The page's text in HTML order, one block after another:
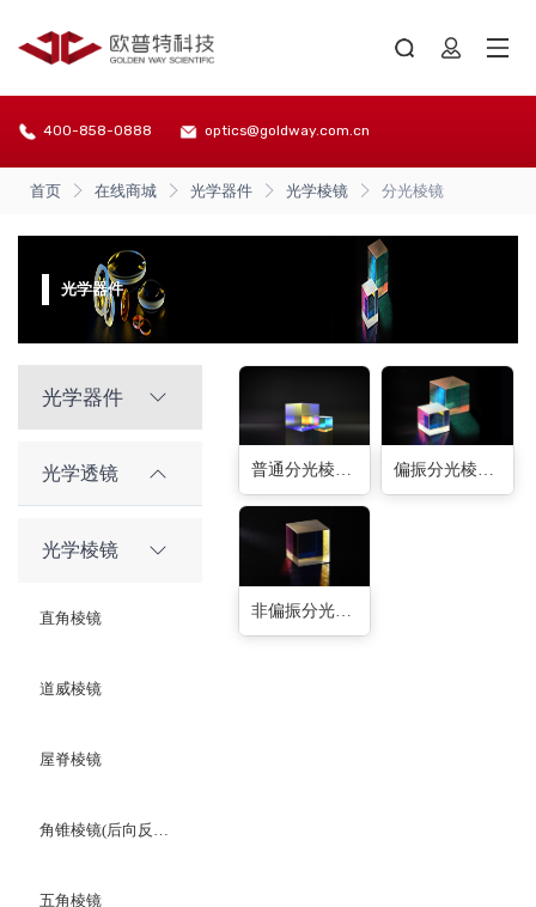
400-858-0888 optics@goldway.com.cn
首页 在线商城 光学器件 光学棱镜 分光棱镜
光学器件
光学器件
光学透镜
光学棱镜
直角棱镜
道威棱镜
屋脊棱镜
五角棱镜
非偏振分光棱镜(43种)